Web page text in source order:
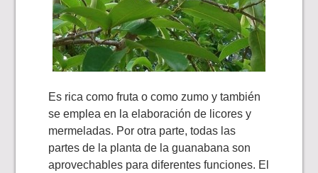
Es rica como fruta o como zumo y también
se emplea en la elaboración de licores y
mermeladas. Por otra parte, todas las
partes de la planta de la guanabana son
aprovechables para diferentes funciones. El